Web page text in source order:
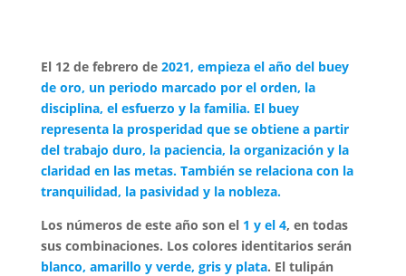
El 12 de febrero de 2021, empieza el año del buey
de oro, un periodo marcado por el orden, la
disciplina, el esfuerzo y la familia. El buey
representa la prosperidad que se obtiene a partir
del trabajo duro, la paciencia, la organización y la
claridad en las metas. También se relaciona con la
tranquilidad, la pasividad y la nobleza.
Los números de este año son el1 y el 4, en todas
sus combinaciones. Los colores identitarios serán
blanco, amarillo y verde, gris y plata. El tulipán